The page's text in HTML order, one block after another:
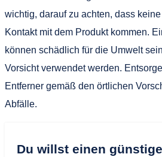
wichtig, darauf zu achten, dass
Kontakt mit dem Produkt kommen.
können schädlich für die Umwelt
Vorsicht verwendet werden.
Entferner gemäß den örtlichen
Abfälle.
Du willst einen